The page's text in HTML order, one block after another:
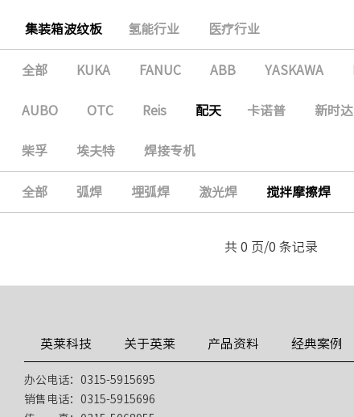
集装箱波纹板 氢能行业 医疗行业
全部 KUKA FANUC ABB YASKAWA
AUBO OTC Reis 配天 卡诺普 新时达
柴孚 埃夫特 焊接专机
全部 弧焊 埋弧焊 激光焊 搅拌摩擦焊
共 0 页/0 条记录
英莱科技 关于英莱 产品资料 经典案例
办公电话：0315-5915695
销售电话：0315-5915696